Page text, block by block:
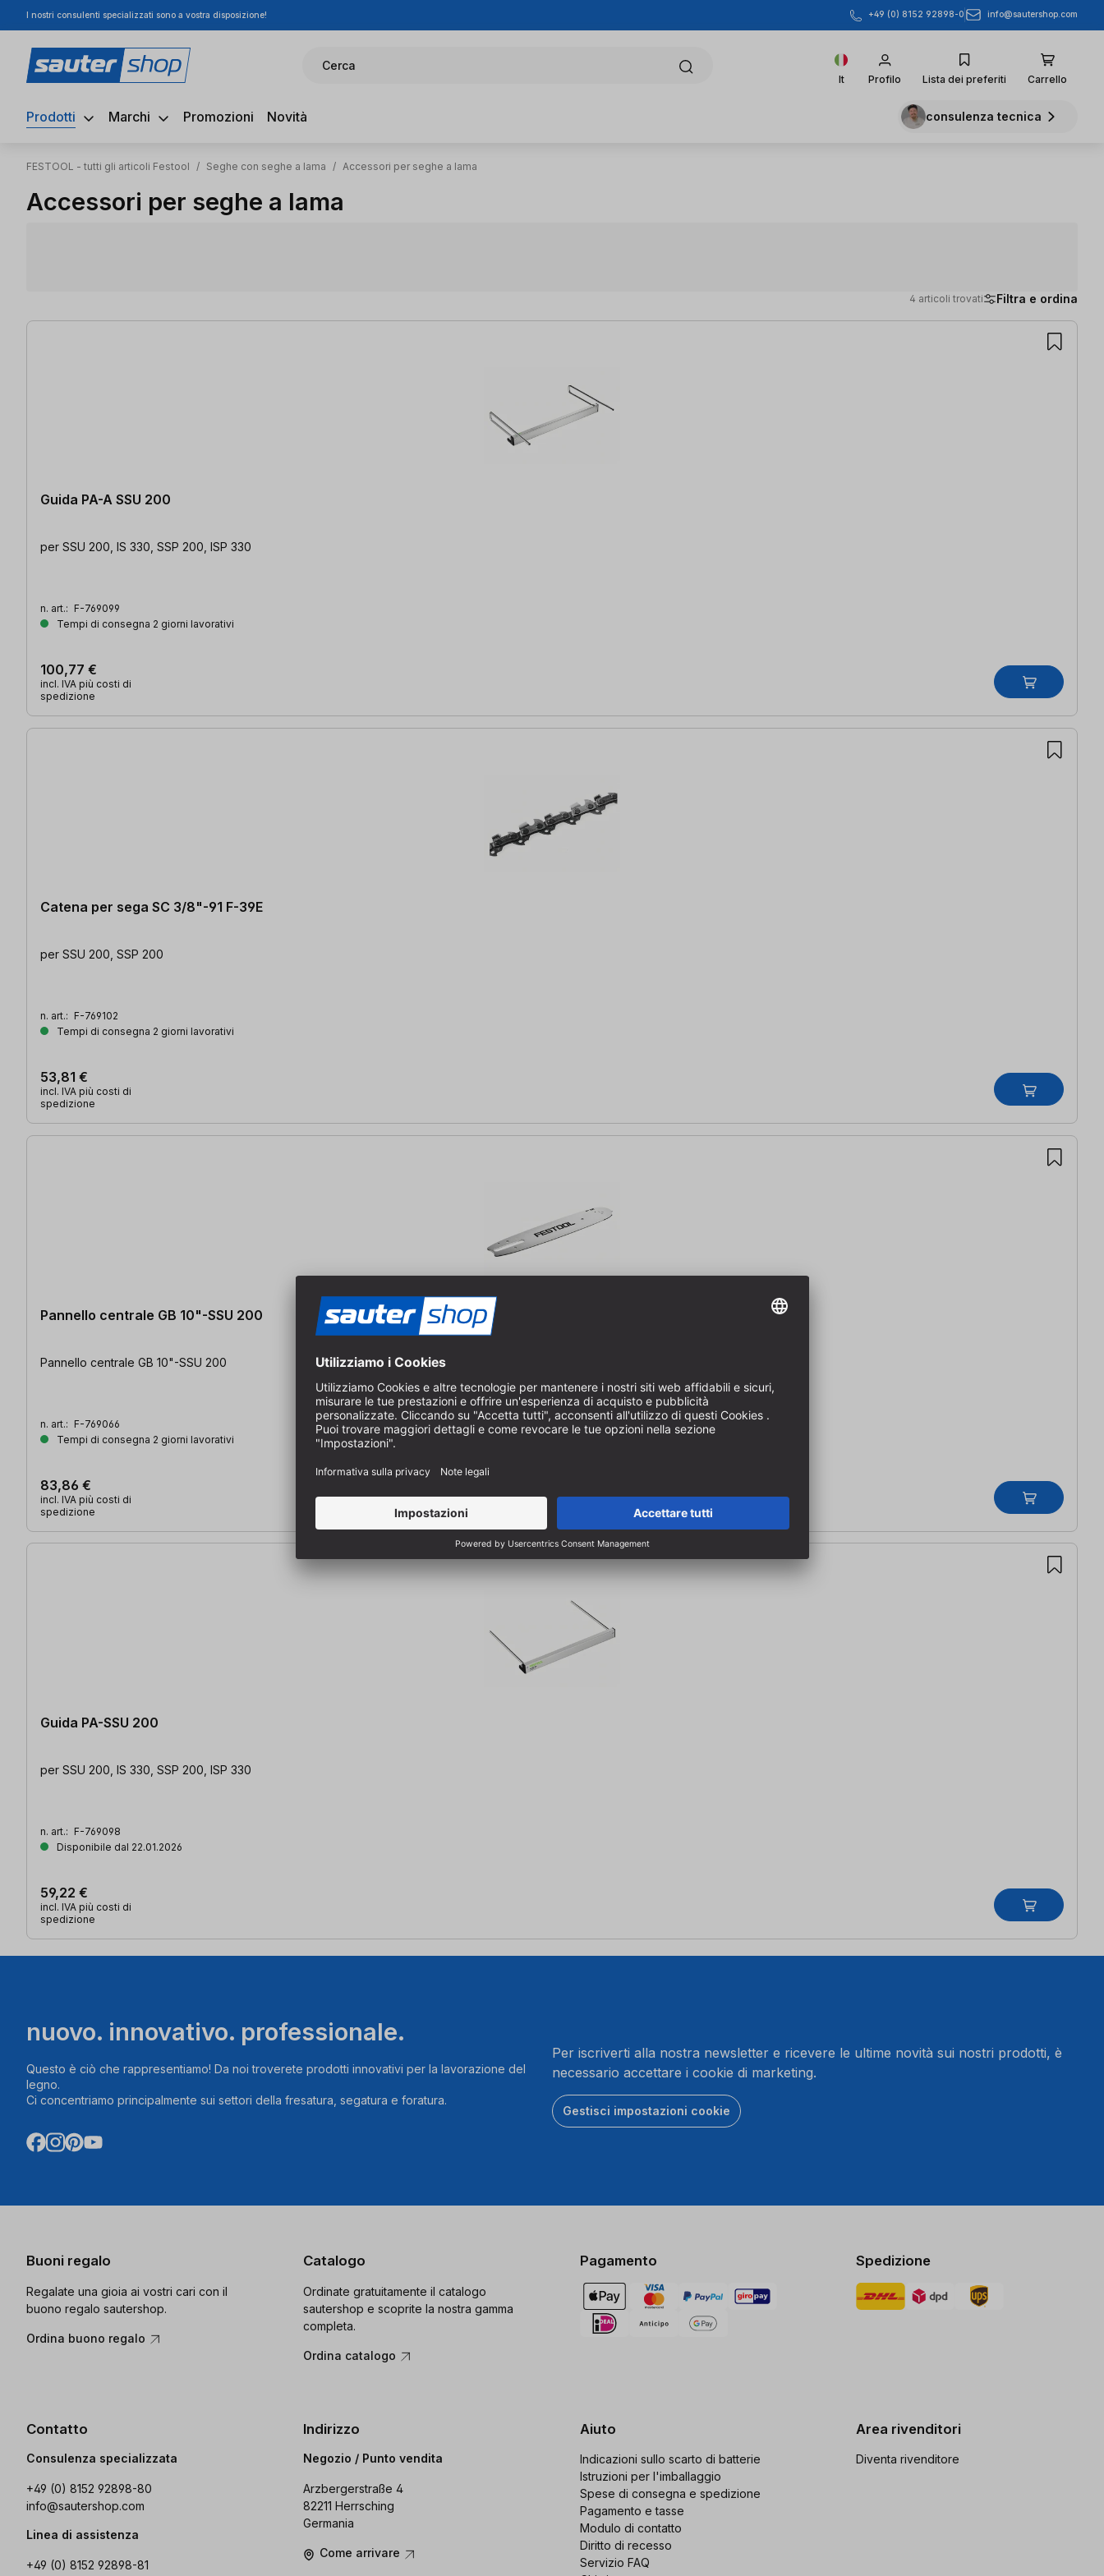
al contenuto principale
Salta alla ricerca
Passa alla navigazione principale
I nostri consulenti specializzati sono a vostra disposizione! +49 (0) 8152 92898-0 info@sautershop.com
Cerca
It Profilo Lista dei preferiti Carrello
Prodotti Marchi Promozioni Novità consulenza tecnica
FESTOOL - tutti gli articoli Festool / Seghe con seghe a lama / Accessori per seghe a lama
Accessori per seghe a lama
4 articoli trovati Filtra e ordina
4 articoli trovati
Guida PA-A SSU 200
per SSU 200, IS 330, SSP 200, ISP 330
n. art.: F-769099
Tempi di consegna 2 giorni lavorativi
100,77 €
incl. IVA più costi di
spedizione
Catena per sega SC 3/8"-91 F-39E
per SSU 200, SSP 200
n. art.: F-769102
Tempi di consegna 2 giorni lavorativi
53,81 €
incl. IVA più costi di
spedizione
Pannello centrale GB 10"-SSU 200
Pannello centrale GB 10"-SSU 200
n. art.: F-769066
Tempi di consegna 2 giorni lavorativi
83,86 €
incl. IVA più costi di
spedizione
Guida PA-SSU 200
per SSU 200, IS 330, SSP 200, ISP 330
n. art.: F-769098
Disponibile dal 22.01.2026
59,22 €
incl. IVA più costi di
spedizione
nuovo. innovativo. professionale.
Questo è ciò che rappresentiamo! Da noi troverete prodotti innovativi per la lavorazione del
legno.
Ci concentriamo principalmente sui settori della fresatura, segatura e foratura.
Per iscriverti alla nostra newsletter e ricevere le ultime novità sui nostri prodotti, è
necessario accettare i cookie di marketing.
Gestisci impostazioni cookie
Buoni regalo
Regalate una gioia ai vostri cari con il
buono regalo sautershop.
Ordina buono regalo
Catalogo
Ordinate gratuitamente il catalogo
sautershop e scoprite la nostra gamma
completa.
Ordina catalogo
Pagamento Spedizione
Contatto
Consulenza specializzata
+49 (0) 8152 92898-80
info@sautershop.com
Linea di assistenza
+49 (0) 8152 92898-81
Indirizzo
Negozio / Punto vendita
Arzbergerstraße 4
82211 Herrsching
Germania
Come arrivare
Aiuto
Indicazioni sullo scarto di batterie
Istruzioni per l'imballaggio
Spese di consegna e spedizione
Pagamento e tasse
Modulo di contatto
Diritto di recesso
Servizio FAQ
Area rivenditori
Diventa rivenditore